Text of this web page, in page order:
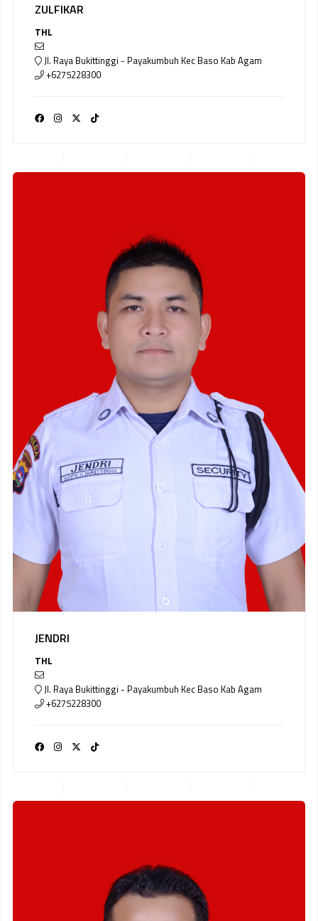
ZULFIKAR
THL
Jl. Raya Bukittinggi - Payakumbuh Kec Baso Kab Agam
+6275228300
JENDRI
THL
Jl. Raya Bukittinggi - Payakumbuh Kec Baso Kab Agam
+6275228300